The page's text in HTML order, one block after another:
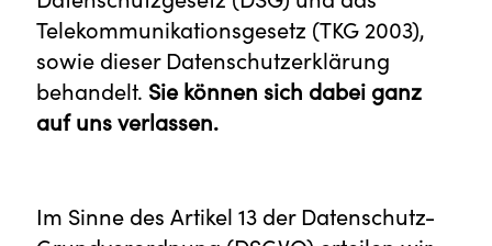
Telekommunikationsgesetz (TKG 2003),
sowie dieser Datenschutzerklärung
behandelt. Sie können sich dabei ganz
auf uns verlassen.
Im Sinne des Artikel 13 der Datenschutz-